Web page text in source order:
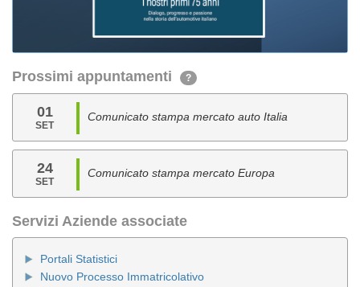
Prossimi appuntamenti ?
01
SET
Comunicato stampa mercato auto Italia
24
SET
Comunicato stampa mercato Europa
Servizi Aziende associate
Portali Statistici
Nuovo Processo Immatricolativo